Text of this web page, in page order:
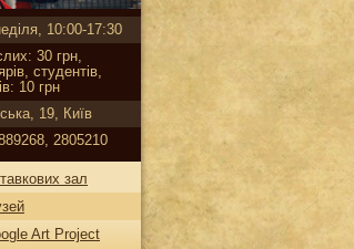
10:00-17:30
30 грн,
студентів,
10 грн
19, Київ
2805210
зал
Art Project